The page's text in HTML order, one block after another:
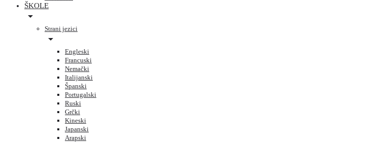
ŠKOLE
Strani jezici
Engleski
Francuski
Nemački
Italijanski
Španski
Portugalski
Ruski
Grčki
Kineski
Japanski
Arapski